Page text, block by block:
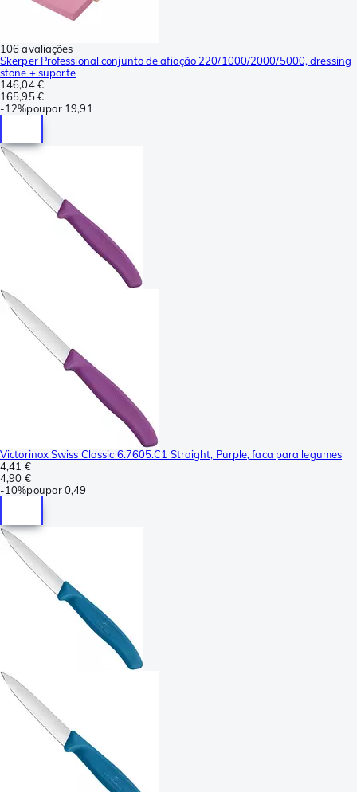
106 avaliações
Skerper Professional conjunto de afiação 220/1000/2000/5000, dressing
stone + suporte
146,04 €
165,95 €
-12%poupar 19,91
Victorinox Swiss Classic 6.7605.C1 Straight, Purple, faca para legumes
4,41 €
4,90 €
-10%poupar0,49